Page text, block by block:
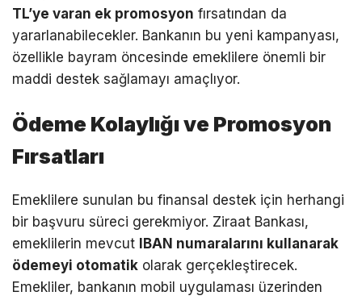
TL’ye varan ek promosyon fırsatından da
yararlanabilecekler. Bankanın bu yeni kampanyası,
özellikle bayram öncesinde emeklilere önemli bir
maddi destek sağlamayı amaçlıyor.
Ödeme Kolaylığı ve Promosyon
Fırsatları
Emeklilere sunulan bu finansal destek için herhangi
bir başvuru süreci gerekmiyor. Ziraat Bankası,
emeklilerin mevcut
IBAN numaralarını kullanarak
ödemeyi otomatik olarak gerçekleştirecek.
Emekliler, bankanın mobil uygulaması üzerinden